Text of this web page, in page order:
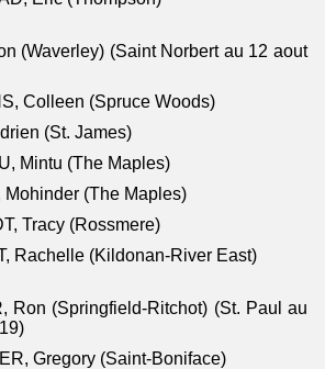
(Waverley) (Saint Norbert au 12 aout
Colleen (Spruce Woods)
(St. James)
Mintu (The Maples)
Mohinder (The Maples)
Tracy (Rossmere)
Rachelle (Kildonan-River East)
Ron (Springfield-Ritchot) (St. Paul au
Gregory (Saint-Boniface)